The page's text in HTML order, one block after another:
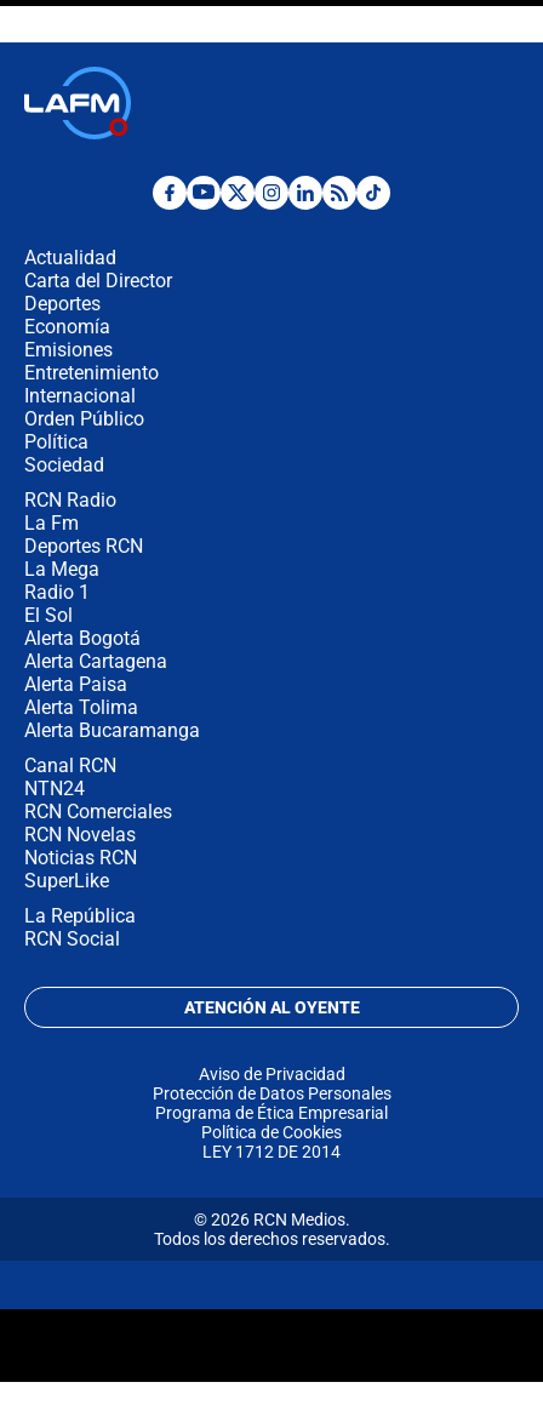
Ministro de Defensa no descarta el
Actualidad
Carta del Director
Deportes
Economía
Emisiones
Entretenimiento
Internacional
Orden Público
Política
Sociedad
RCN Radio
La Fm
Deportes RCN
La Mega
Radio 1
El Sol
Alerta Bogotá
Alerta Cartagena
Alerta Paisa
Alerta Tolima
Alerta Bucaramanga
Canal RCN
NTN24
RCN Comerciales
RCN Novelas
Noticias RCN
SuperLike
La República
RCN Social
ATENCIÓN AL OYENTE
Aviso de Privacidad
Protección de Datos Personales
Programa de Ética Empresarial
Política de Cookies
LEY 1712 DE 2014
© 2026 RCN Medios.
Todos los derechos reservados.